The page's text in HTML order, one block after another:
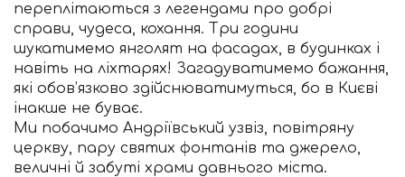
переплітаються з легендами про добрі
справи, чудеса, кохання. Три години
шукатимемо янголят на фасадах, в будинках і
навіть на ліхтарях! Загадуватимемо бажання,
які обов’язково здійснюватимуться, бо в Києві
інакше не буває.
Ми побачимо Андріївський узвіз, повітряну
церкву, пару святих фонтанів та джерело,
величні й забуті храми давнього міста.